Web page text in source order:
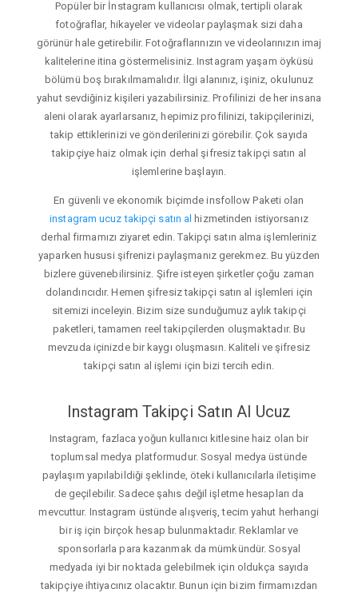
Popüler bir İnstagram kullanıcısı olmak, tertipli olarak
fotoğraflar, hikayeler ve videolar paylaşmak sizi daha
görünür hale getirebilir. Fotoğraflarınızın ve videolarınızın imaj
kalitelerine itina göstermelisiniz. Instagram yaşam öyküsü
bölümü boş bırakılmamalıdır. İlgi alanınız, işiniz, okulunuz
yahut sevdiğiniz kişileri yazabilirsiniz. Profilinizi de her insana
aleni olarak ayarlarsanız, hepimiz profilinizi, takipçilerinizi,
takip ettiklerinizi ve gönderilerinizi görebilir. Çok sayıda
takipçiye haiz olmak için derhal şifresiz takipçi satın al
işlemlerine başlayın.
En güvenli ve ekonomik biçimde insfollow Paketi olan
instagram ucuz takipçi satın al hizmetinden istiyorsanız
derhal firmamızı ziyaret edin. Takipçi satın alma işlemleriniz
yaparken hususi şifrenizi paylaşmanız gerekmez. Bu yüzden
bizlere güvenebilirsiniz. Şifre isteyen şirketler çoğu zaman
dolandırıcıdır. Hemen şifresiz takipçi satın al işlemleri için
sitemizi inceleyin. Bizim size sunduğumuz aylık takipçi
paketleri, tamamen reel takipçilerden oluşmaktadır. Bu
mevzuda içinizde bir kaygı oluşmasın. Kaliteli ve şifresiz
takipçi satın al işlemi için bizi tercih edin.
Instagram Takipçi Satın Al Ucuz
Instagram, fazlaca yoğun kullanıcı kitlesine haiz olan bir
toplumsal medya platformudur. Sosyal medya üstünde
paylaşım yapılabildiği şeklinde, öteki kullanıcılarla iletişime
de geçilebilir. Sadece şahıs değil işletme hesapları da
mevcuttur. Instagram üstünde alışveriş, tecim yahut herhangi
bir iş için birçok hesap bulunmaktadır. Reklamlar ve
sponsorlarla para kazanmak da mümkündür. Sosyal
medyada iyi bir noktada gelebilmek için oldukça sayıda
takipçiye ihtiyacınız olacaktır. Bunun için bizim firmamızdan